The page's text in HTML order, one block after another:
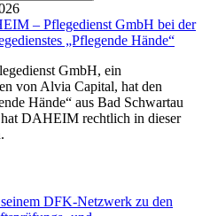
– Pflegedienst GmbH bei der
„Pflegende Hände“
GmbH, ein
von Alvia Capital, hat den
Hände“ aus Bad Schwartau
DAHEIM rechtlich in dieser
DFK-Netzwerk zu den